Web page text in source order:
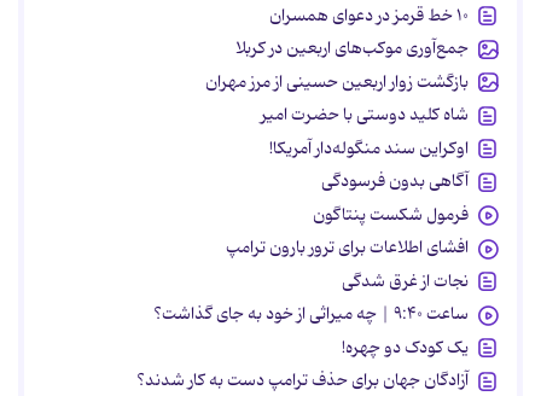
۱۰ خط قرمز در دعوای همسران
جمع‌آوری موکب‌های اربعین در کربلا
بازگشت زوار اربعین حسینی از مرز مهران
شاه کلید دوستی با حضرت امیر
اوکراین سند منگوله‌دار آمریکا!
آگاهی بدون فرسودگی
فرمول شکست پنتاگون
افشای اطلاعات برای ترور بارون ترامپ
نجات از غرق شدگی
ساعت ۹:۴۰ | چه میراثی از خود به جای گذاشت؟
یک کودک دو چهره!
آزادگان جهان برای حذف ترامپ دست به کار شدند؟